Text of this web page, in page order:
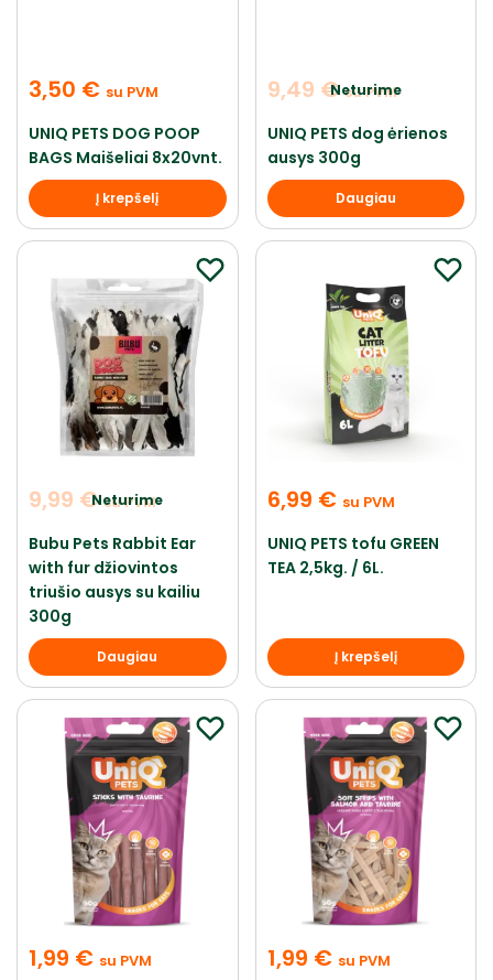
3,50 € su PVM
UNIQ PETS DOG POOP
BAGS Maišeliai 8x20vnt.
Į krepšelį
Neturime
9,49 € su PVM
UNIQ PETS dog ėrienos
ausys 300g
Daugiau
Neturime
9,99 € su PVM
Bubu Pets Rabbit Ear
with fur džiovintos
triušio ausys su kailiu
300g
Daugiau
6,99 € su PVM
UNIQ PETS tofu GREEN
TEA 2,5kg. / 6L.
Į krepšelį
1,99 € su PVM 1,99 € su PVM